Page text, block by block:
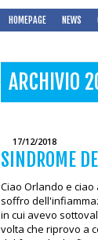
HOMEPAGE NEWS
ARCHIVIO
17/12/2018
SINDROME
Ciao Orlando e
soffro
in cui avevo
volta che riprovo a